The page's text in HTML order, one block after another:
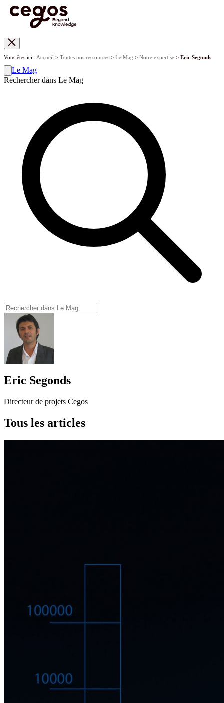
Vous êtes ici : Accueil > Toutes nos ressources > Le Mag > Notre expertise > Eric Segonds
Le Mag
Rechercher dans Le Mag
Eric Segonds
Directeur de projets Cegos
Tous les articles